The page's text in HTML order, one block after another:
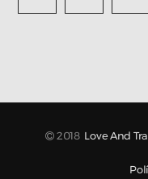
2018 Love And